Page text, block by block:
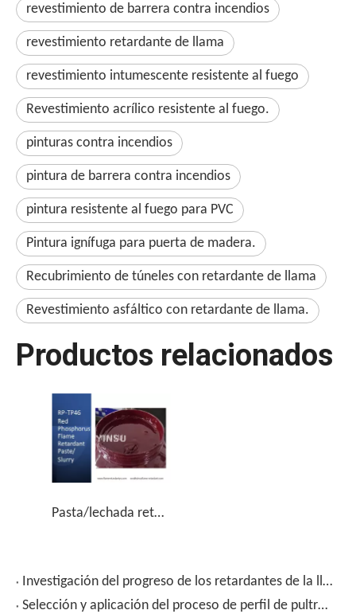
revestimiento de barrera contra incendios
revestimiento retardante de llama
revestimiento intumescente resistente al fuego
Revestimiento acrílico resistente al fuego.
pinturas contra incendios
pintura de barrera contra incendios
pintura resistente al fuego para PVC
Pintura ignífuga para puerta de madera.
Recubrimiento de túneles con retardante de llama
Revestimiento asfáltico con retardante de llama.
Productos relacionados
Pasta/lechada retardante de llama de fósforo rojo RP-TP46
Investigación del progreso de los retardantes de la llama en los recubrimientos de retardantes de la llama
Selección y aplicación del proceso de perfil de pultrusión de material compuesto de resina epoxi